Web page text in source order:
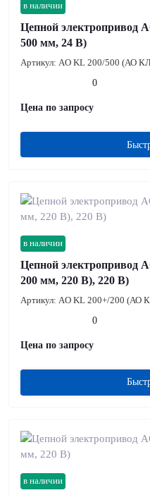
в наличии
Цепной электропривод
500 мм, 24 В)
Артикул: AO KL 200/500 (АО
0
Цена по запросу
в наличии
Цепной электропривод
200 мм, 220 В), 220 В)
Артикул: AO KL 200+/200 (АО
0
Цена по запросу
в наличии